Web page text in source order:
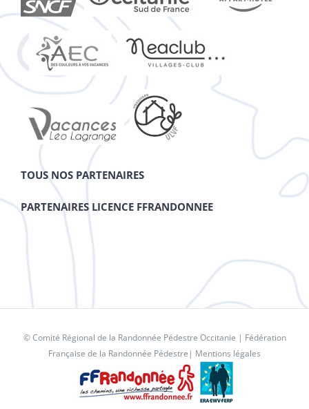
TOUS NOS PARTENAIRES
PARTENAIRES LICENCE FFRANDONNEE
© Comité Régional de la Randonnée Pédestre Occitanie | Fédération
Française de la Randonnée Pédestre | Mentions légales